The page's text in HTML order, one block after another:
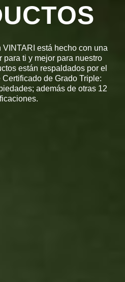
está hecho con una
para ti y mejor para nuestro
están respaldados por el
de Grado Triple:
además de otras 12